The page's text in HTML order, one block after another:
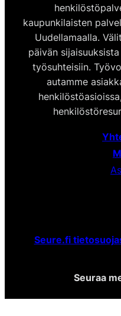
kaupunkilaisten
Uudellamaalla.
päivän
työsuhteisiin.
autamme
Seure.fi
Seuraa